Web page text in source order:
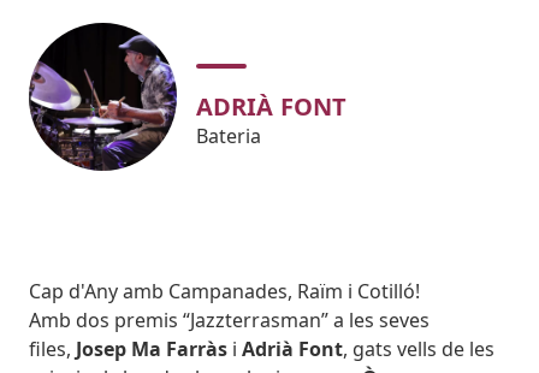
ADRIÀ FONT
Bateria
Subtitol
Cap d'Any amb Campanades, Raïm i Cotilló!
Body
Amb dos premis “Jazzterrasman” a les seves
files, Josep Ma Farràs i Adrià Font, gats vells de les